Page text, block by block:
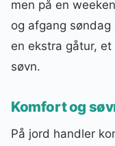
men på en
og afgang
en ekstra gåtur,
søvn.
Komfort og
På jord handler